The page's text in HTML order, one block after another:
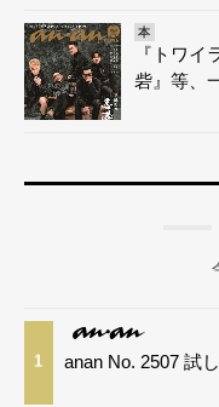
本
『トワ
砦』等、
1 anan No. 2507 試